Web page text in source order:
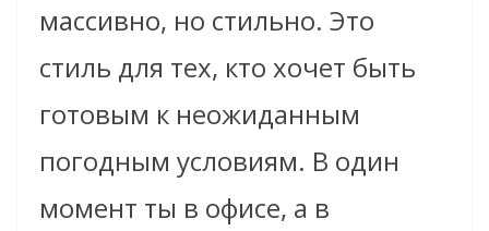
массивно, но стильно. Это
стиль для тех, кто хочет быть
готовым к неожиданным
погодным условиям. В один
момент ты в офисе, а в